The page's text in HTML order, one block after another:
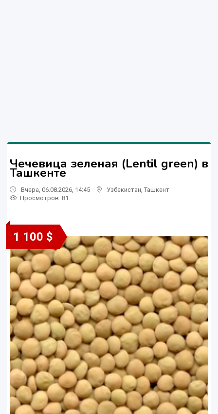
Чечевица зеленая (Lentil green) в
Ташкенте
Вчера, 06.08.2026, 14:45 Узбекистан Ташкент
Просмотров: 81
1 100 $